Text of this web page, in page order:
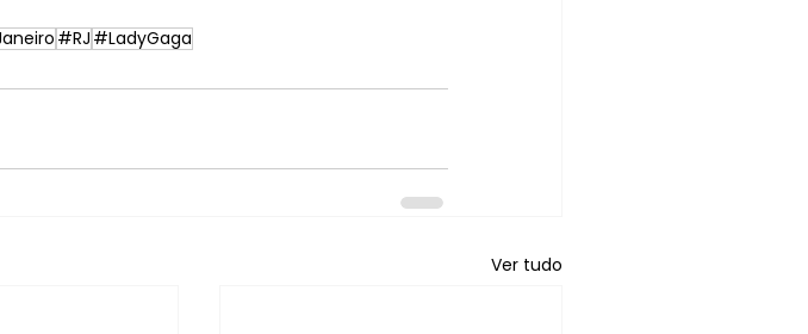
#RJ #LadyGaga
Ver tudo